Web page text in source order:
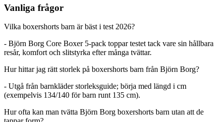
Vanliga frågor
Vilka boxershorts barn är bäst i test 2026?
- Björn Borg Core Boxer 5-pack toppar testet tack vare sin hållbara
resår, komfort och slitstyrka efter många tvättar.
Hur hittar jag rätt storlek på boxershorts barn från Björn Borg?
- Utgå från barnkläder storleksguide; börja med längd i cm
(exempelvis 134/140 för barn runt 135 cm).
Hur ofta kan man tvätta Björn Borg boxershorts barn utan att de